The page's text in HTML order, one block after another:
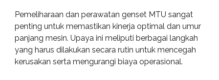
Pemeliharaan dan perawatan genset MTU sangat
penting untuk memastikan kinerja optimal dan umur
panjang mesin. Upaya ini meliputi berbagai langkah
yang harus dilakukan secara rutin untuk mencegah
kerusakan serta mengurangi biaya operasional.